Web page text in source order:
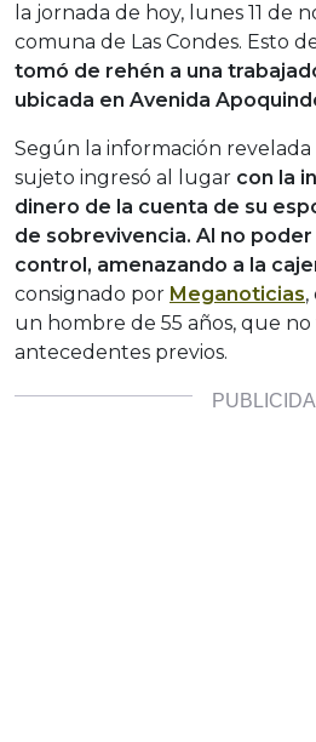
la jornada de hoy, lunes 11 de
comuna de Las Condes. Esto
tomó de rehén a una
ubicada en Avenida
Según la información revelada
sujeto ingresó al lugar con la
dinero de la cuenta de su
de sobrevivencia. Al no
control, amenazando a la
consignado por Meganoticias,
un hombre de 55 años, que
antecedentes previos.